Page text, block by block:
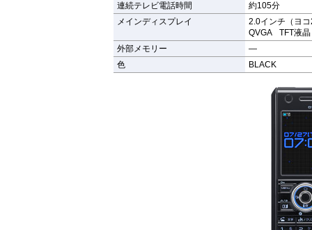
連続テレビ電話時間
約105分
メインディスプレイ
2.0インチ（ヨ
QVGA TFT液
外部メモリー
—
色
BLACK